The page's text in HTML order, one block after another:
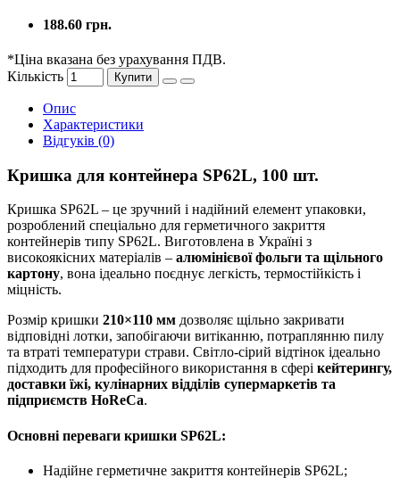
188.60 грн.
*Ціна вказана без урахування ПДВ.
Кількість
Купити
Опис
Характеристики
Відгуків (0)
Кришка для контейнера SP62L, 100 шт.
Кришка SP62L – це зручний і надійний елемент упаковки,
розроблений спеціально для герметичного закриття
контейнерів типу SP62L. Виготовлена в Україні з
високоякісних матеріалів – алюмінієвої фольги та щільного
картону, вона ідеально поєднує легкість, термостійкість і
міцність.
Розмір кришки 210×110 мм дозволяє щільно закривати
відповідні лотки, запобігаючи витіканню, потраплянню пилу
та втраті температури страви. Світло-сірий відтінок ідеально
підходить для професійного використання в сфері кейтерингу,
доставки їжі, кулінарних відділів супермаркетів та
підприємств HoReCa.
Основні переваги кришки SP62L:
Надійне герметичне закриття контейнерів SP62L;